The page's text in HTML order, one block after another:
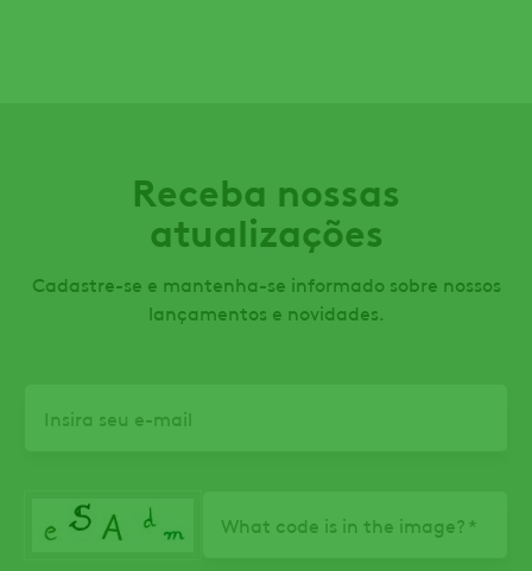
Receba nossas
atualizações
Cadastre-se e mantenha-se informado sobre nossos
lançamentos e novidades.
What code is in the image?